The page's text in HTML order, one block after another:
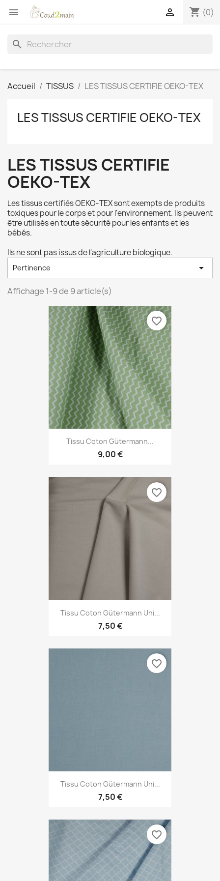
 shopping_cart (0)

search
Accueil TISSUS LES TISSUS CERTIFIE OEKO-TEX
LES TISSUS CERTIFIE OEKO-TEX
LES TISSUS CERTIFIE
OEKO-TEX
Les tissus certifiés OEKO-TEX sont exempts de produits
toxiques pour le corps et pour l'environnement. Ils peuvent
être utilisés en toute sécurité pour les enfants et les
bébés.
Ils ne sont pas issus de l'agriculture biologique.
Pertinence 
Affichage 1-9 de 9 article(s)
Tissu Coton Gütermann...
9,00 €
favorite_border
Tissu Coton Gütermann Uni...
7,50 €
favorite_border
Tissu Coton Gütermann Uni...
7,50 €
favorite_border
favorite_border